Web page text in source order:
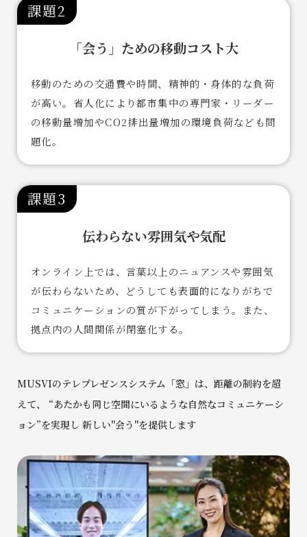
課題2
「会う」ための移動コスト大
移動のための交通費や時間、精神的・身体的な負荷
が高い。省人化により都市集中の専門家・リーダー
の移動量増加やCO2排出量増加の環境負荷なども問
題化。
課題3
伝わらない雰囲気や気配
オンライン上では、言葉以上のニュアンスや雰囲気
が伝わらないため、どうしても表面的になりがちで
コミュニケーションの質が下がってしまう。また、
拠点内の人間関係が閉塞化する。
MUSVIのテレプレゼンスシステム「窓」は、距離の制約を超
えて、
“あたかも同じ空間にいるような自然なコミュニケーシ
ョン”を実現し 新しい"会う"を提供します